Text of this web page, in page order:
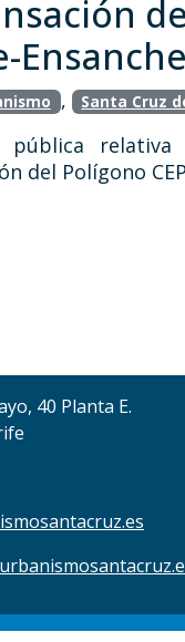
, Santa Cruz
pública
del Polígono
40 Planta E.